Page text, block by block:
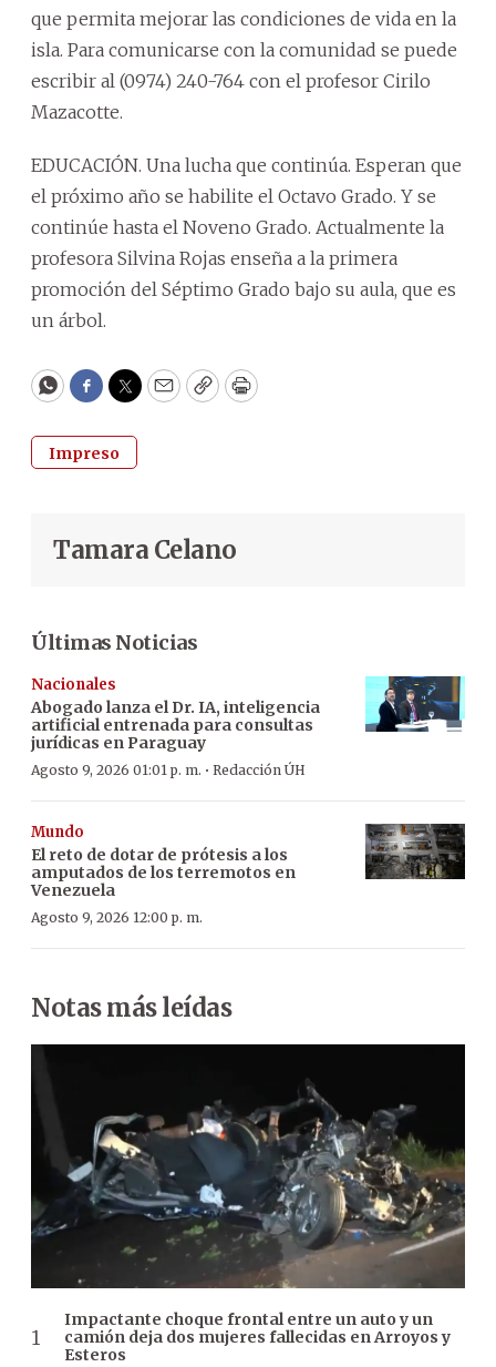
que permita mejorar las condiciones de vida en la
isla. Para comunicarse con la comunidad se puede
escribir al (0974) 240-764 con el profesor Cirilo
Mazacotte.
EDUCACIÓN. Una lucha que continúa. Esperan que
el próximo año se habilite el Octavo Grado. Y se
continúe hasta el Noveno Grado. Actualmente la
profesora Silvina Rojas enseña a la primera
promoción del Séptimo Grado bajo su aula, que es
un árbol.
WhatsApp
Facebook
Twitter
EmailCopyPrint
Impreso
Tamara Celano
Últimas Noticias
Nacionales
Abogado lanza el Dr. IA, inteligencia
artificial entrenada para consultas
jurídicas en Paraguay
Agosto 9, 2026 01:01 p. m. · Redacción ÚH
Mundo
El reto de dotar de prótesis a los
amputados de los terremotos en
Venezuela
Agosto 9, 2026 12:00 p. m.
Notas más leídas
Impactante choque frontal entre un auto y un
camión deja dos mujeres fallecidas en Arroyos y
Esteros